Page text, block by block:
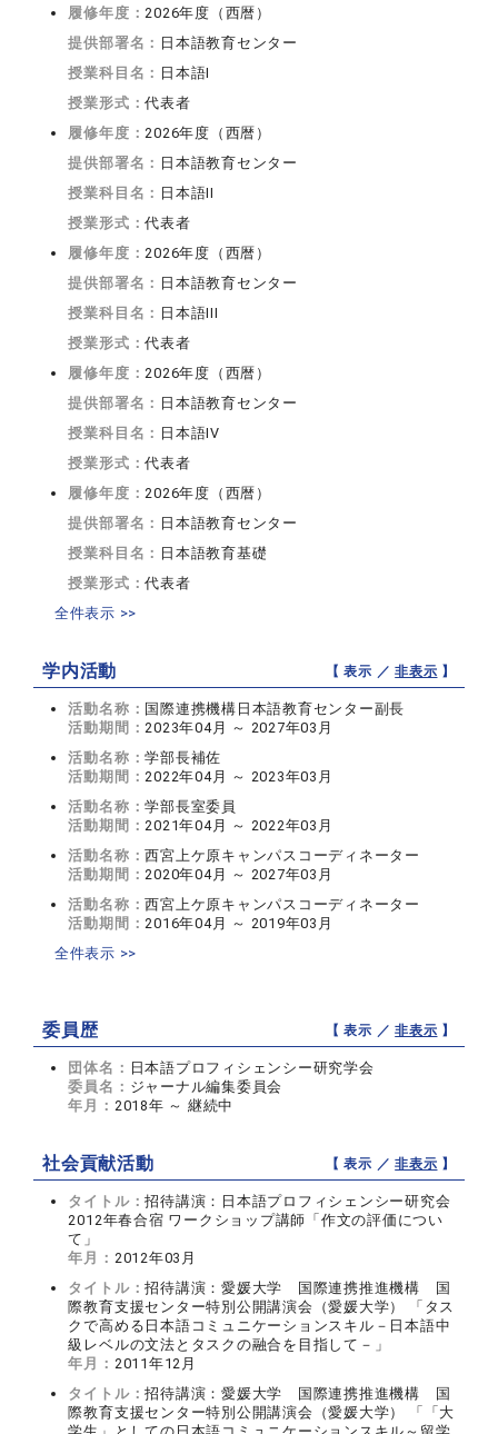
履修年度：2026年度（西暦）
提供部署名： 日本語教育センター
授業科目名： 日本語I
授業形式：代表者
履修年度：2026年度（西暦）
提供部署名： 日本語教育センター
授業科目名： 日本語II
授業形式：代表者
履修年度：2026年度（西暦）
提供部署名： 日本語教育センター
授業科目名： 日本語III
授業形式：代表者
履修年度：2026年度（西暦）
提供部署名： 日本語教育センター
授業科目名： 日本語IV
授業形式：代表者
履修年度：2026年度（西暦）
提供部署名： 日本語教育センター
授業科目名： 日本語教育基礎
授業形式：代表者
全件表示 >>
学内活動 【 表示 ／非表示 】
活動名称： 国際連携機構日本語教育センター副長
活動期間：2023年04月 ～ 2027年03月
活動名称：学部長補佐
活動期間：2022年04月 ～ 2023年03月
活動名称：学部長室委員
活動期間：2021年04月 ～ 2022年03月
活動名称：西宮上ケ原キャンパスコーディネーター
活動期間：2020年04月 ～ 2027年03月
活動名称：西宮上ケ原キャンパスコーディネーター
活動期間：2016年04月 ～ 2019年03月
全件表示 >>
委員歴 【 表示 ／非表示 】
団体名： 日本語プロフィシェンシー研究学会
委員名： ジャーナル編集委員会
年月： 2018年 ～ 継続中
社会貢献活動 【 表示 ／非表示 】
タイトル：招待講演：日本語プロフィシェンシー研究会
2012年春合宿 ワークショップ講師「作文の評価につい
て」
年月： 2012年03月
タイトル：招待講演：愛媛大学 国際連携推進機構 国
際教育支援センター特別公開講演会（愛媛大学） 「タス
クで高める日本語コミュニケーションスキル－日本語中
級レベルの文法とタスクの融合を目指して－」
年月： 2011年12月
タイトル：招待講演：愛媛大学 国際連携推進機構 国
際教育支援センター特別公開講演会（愛媛大学） 「「大